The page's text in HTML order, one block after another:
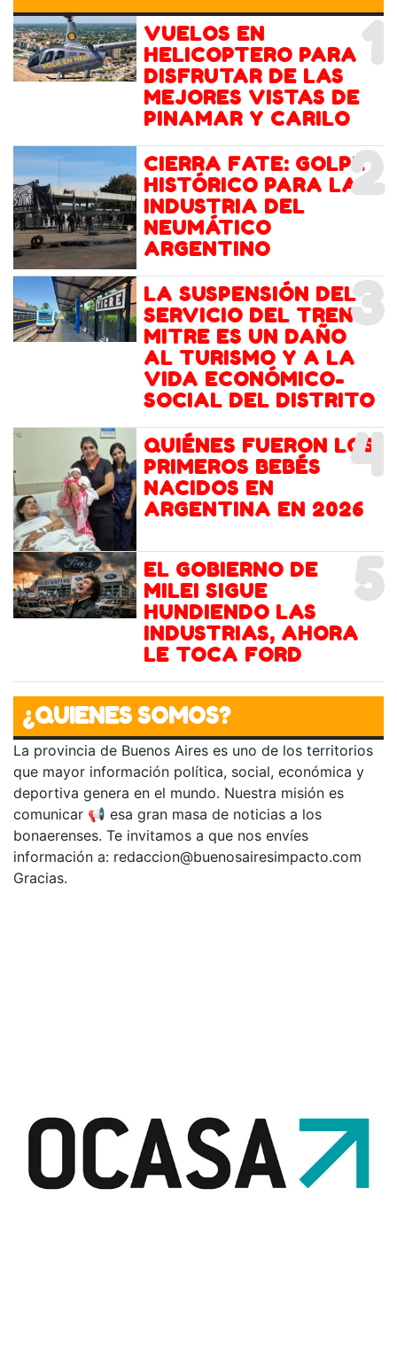
1
VUELOS EN
HELICOPTERO PARA
DISFRUTAR DE LAS
MEJORES VISTAS DE
PINAMAR Y CARILO
2
CIERRA FATE: GOLPE
HISTÓRICO PARA LA
INDUSTRIA DEL
NEUMÁTICO
ARGENTINO
3
LA SUSPENSIÓN DEL
SERVICIO DEL TREN
MITRE ES UN DAÑO
AL TURISMO Y A LA
VIDA ECONÓMICO-
SOCIAL DEL DISTRITO
4
QUIÉNES FUERON LOS
PRIMEROS BEBÉS
NACIDOS EN
ARGENTINA EN 2026
5
EL GOBIERNO DE
MILEI SIGUE
HUNDIENDO LAS
INDUSTRIAS, AHORA
LE TOCA FORD
¿QUIENES SOMOS?
La provincia de Buenos Aires es uno de los territorios
que mayor información política, social, económica y
deportiva genera en el mundo. Nuestra misión es
comunicar 📢 esa gran masa de noticias a los
bonaerenses. Te invitamos a que nos envíes
información a: redaccion@buenosairesimpacto.com
Gracias.